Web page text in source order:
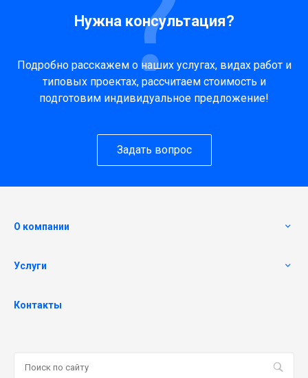
Нужна консультация?
Подробно расскажем о наших услугах, видах работ и
типовых проектах, рассчитаем стоимость и
подготовим индивидуальное предложение!
Задать вопрос
О компании
Услуги
Контакты